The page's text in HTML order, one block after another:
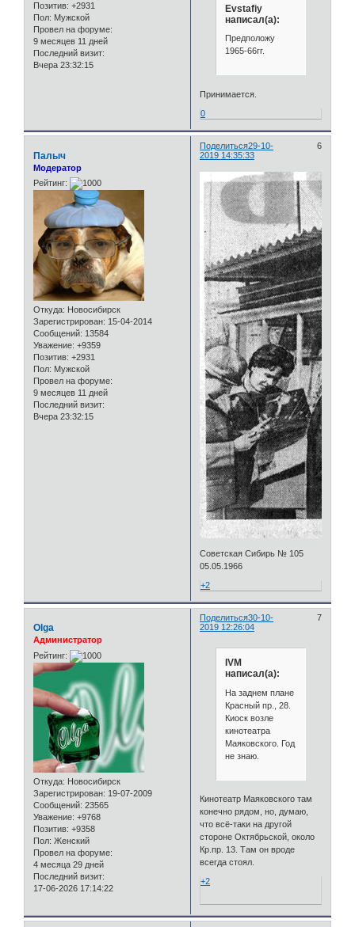
Позитив: +2931
Пол: Мужской
Провел на форуме:
9 месяцев 11 дней
Последний визит:
Вчера 23:32:15
Evstafiy
написал(а):
Предположу
1965-66гг.
Принимается.
0
Поделиться 6
29-10-
2019 14:35:33
Палыч
Модератор
Рейтинг:
Откуда: Новосибирск
Зарегистрирован: 15-04-2014
Сообщений: 13584
Уважение: +9359
Позитив: +2931
Пол: Мужской
Провел на форуме:
9 месяцев 11 дней
Последний визит:
Вчера 23:32:15
Советская Сибирь № 105
05.05.1966
+2
Поделиться 7
30-10-
2019 12:26:04
Olga
Администратор
Рейтинг:
Откуда: Новосибирск
Зарегистрирован: 19-07-2009
Сообщений: 23565
Уважение: +9768
Позитив: +9358
Пол: Женский
Провел на форуме:
4 месяца 29 дней
Последний визит:
17-06-2026 17:14:22
IVM
написал(а):
На заднем плане
Красный пр., 28.
Киоск возле
кинотеатра
Маяковского. Год
не знаю.
Кинотеатр Маяковского там
конечно рядом, но, думаю,
что всё-таки на другой
стороне Октябрьской, около
Кр.пр. 13. Там он вроде
всегда стоял.
+2